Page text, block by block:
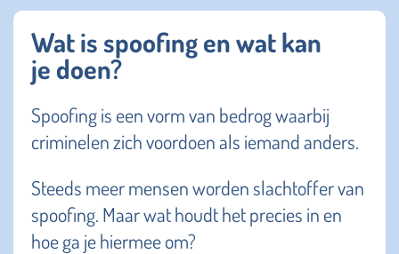
Wat is spoofing en wat kan
je doen?
Spoofing is een vorm van bedrog waarbij
criminelen zich voordoen als iemand anders.
Steeds meer mensen worden slachtoffer van
spoofing. Maar wat houdt het precies in en
hoe ga je hiermee om?